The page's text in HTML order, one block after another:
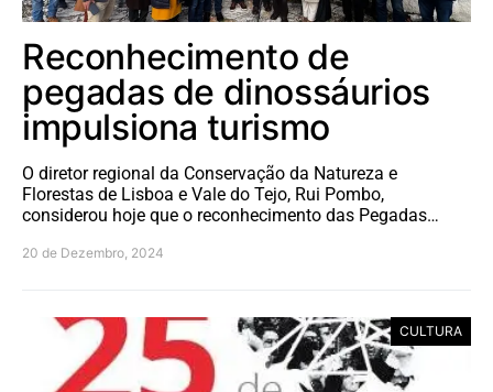
Reconhecimento de
pegadas de dinossáurios
impulsiona turismo
O diretor regional da Conservação da Natureza e
Florestas de Lisboa e Vale do Tejo, Rui Pombo,
considerou hoje que o reconhecimento das Pegadas…
20 de Dezembro, 2024
CULTURA